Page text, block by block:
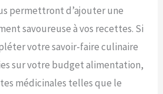
permettront d’ajouter une
savoureuse à vos recettes. Si
votre savoir-faire culinaire
sur votre budget alimentation,
médicinales telles que le